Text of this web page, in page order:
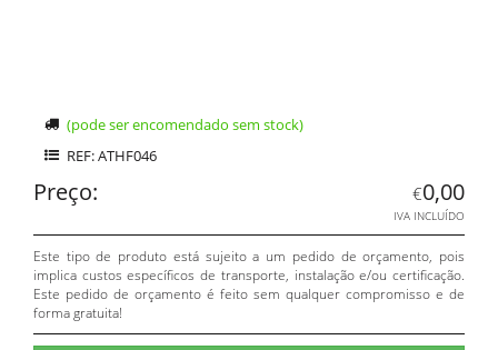
(pode ser encomendado sem stock)
REF: ATHF046
Preço: €0,00
IVA INCLUÍDO
Este tipo de produto está sujeito a um pedido de orçamento, pois
implica custos específicos de transporte, instalação e/ou certificação.
Este pedido de orçamento é feito sem qualquer compromisso e de
forma gratuita!